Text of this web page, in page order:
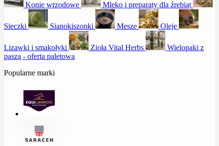
Konie wrzodowe Mleko i preparaty dla źrebiąt
Sieczki Sianokiszonki Mesze Oleje
Lizawki i smakołyki Zioła Vital Herbs
Wielopaki z
paszą - oferta paletowa
Popularne marki